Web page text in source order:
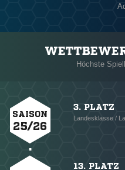
Höchste
SAISON
25/26
3. PLATZ
Landesklasse /
13. PLATZ